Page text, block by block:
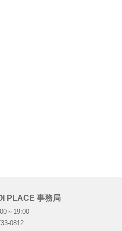
PLACE 事務局
～19:00
0812